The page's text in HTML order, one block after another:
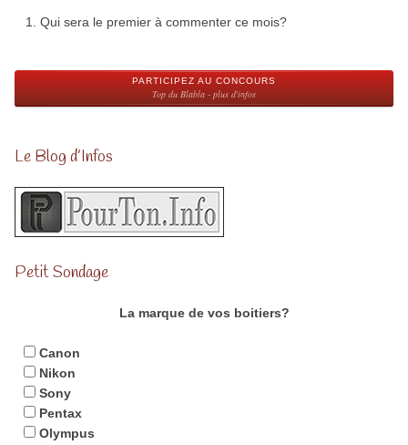
Qui sera le premier à commenter ce mois?
PARTICIPEZ AU CONCOURS
Top du Blabla - plus d'infos
Le Blog d’Infos
Petit Sondage
La marque de vos boitiers?
Canon
Nikon
Sony
Pentax
Olympus